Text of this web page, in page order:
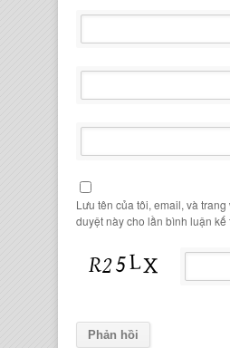
Lưu tên của tôi, email, và
duyệt này cho lần bình luận kế